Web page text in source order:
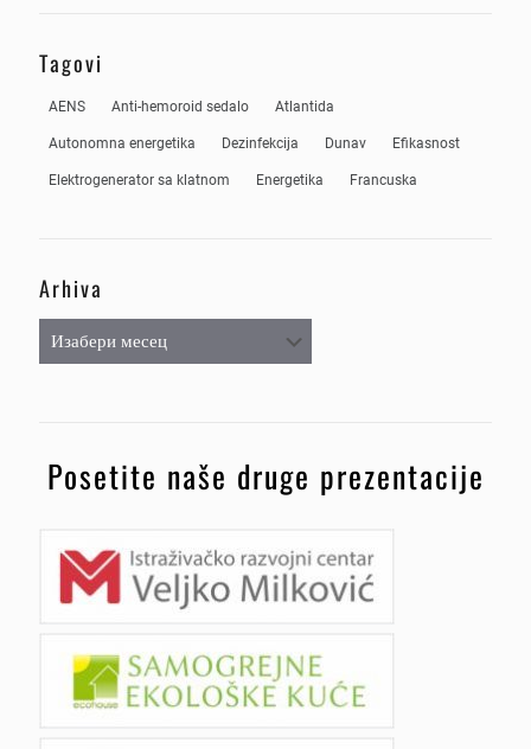
Tagovi
AENS Anti-hemoroid sedalo Atlantida
Autonomna energetika Dezinfekcija Dunav Efikasnost
Elektrogenerator sa klatnom Energetika Francuska
Arhiva
Arhiva
Posetite naše druge prezentacije